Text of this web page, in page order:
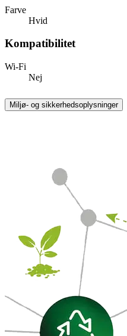
Farve
Hvid
Kompatibilitet
Wi-Fi
Nej
Miljø- og sikkerhedsoplysninger